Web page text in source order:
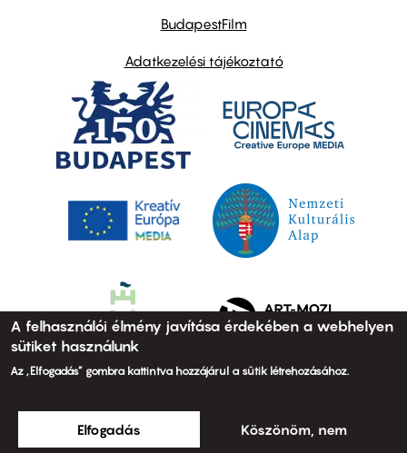
BudapestFilm
Adatkezelési tájékoztató
A felhasználói élmény javítása érdekében a webhelyen
sütiket használunk
Az „Elfogadás” gombra kattintva hozzájárul a sütik létrehozásához.
Elfogadás Köszönöm, nem